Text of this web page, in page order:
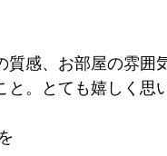
感、お部屋の雰囲
と。とても嬉しく思